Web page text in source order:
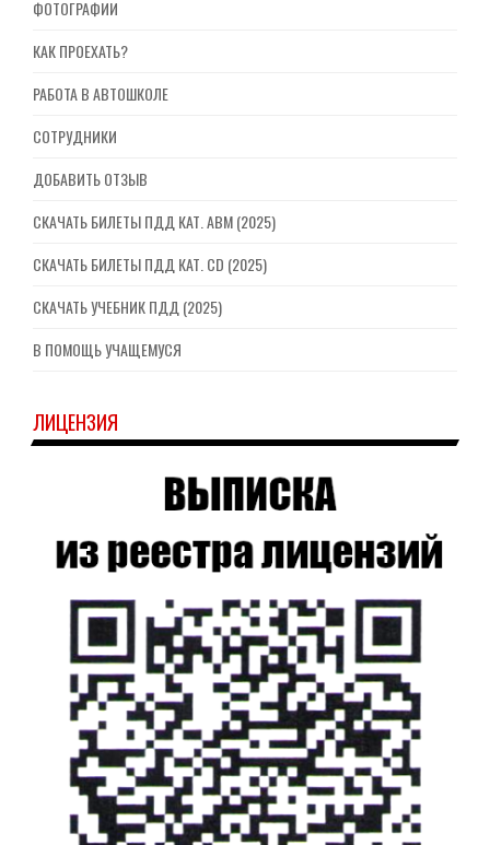
ФОТОГРАФИИ
КАК ПРОЕХАТЬ?
РАБОТА В АВТОШКОЛЕ
СОТРУДНИКИ
ДОБАВИТЬ ОТЗЫВ
СКАЧАТЬ БИЛЕТЫ ПДД КАТ. ABM (2025)
СКАЧАТЬ БИЛЕТЫ ПДД КАТ. CD (2025)
СКАЧАТЬ УЧЕБНИК ПДД (2025)
В ПОМОЩЬ УЧАЩЕМУСЯ
ЛИЦЕНЗИЯ